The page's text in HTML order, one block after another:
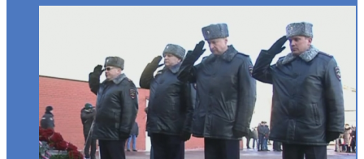
Публикации на сайте